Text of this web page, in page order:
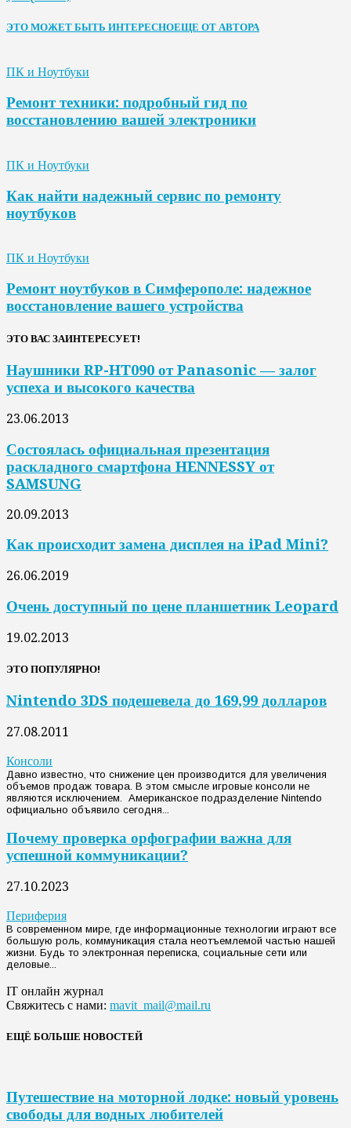
ЭТО МОЖЕТ БЫТЬ ИНТЕРЕСНОЕЩЕ ОТ АВТОРА
ПК и Ноутбуки
Ремонт техники: подробный гид по
восстановлению вашей электроники
ПК и Ноутбуки
Как найти надежный сервис по ремонту
ноутбуков
ПК и Ноутбуки
Ремонт ноутбуков в Симферополе: надежное
восстановление вашего устройства
ЭТО ВАС ЗАИНТЕРЕСУЕТ!
Наушники RP-HT090 от Panasonic — залог
успеха и высокого качества
23.06.2013
Состоялась официальная презентация
раскладного смартфона HENNESSY от
SAMSUNG
20.09.2013
Как происходит замена дисплея на iPad Mini?
26.06.2019
Очень доступный по цене планшетник Leopard
19.02.2013
ЭТО ПОПУЛЯРНО!
Nintendo 3DS подешевела до 169,99 долларов
27.08.2011
Консоли
Давно известно, что снижение цен производится для увеличения
объемов продаж товара. В этом смысле игровые консоли не
являются исключением. Американское подразделение Nintendo
официально объявило сегодня...
Почему проверка орфографии важна для
успешной коммуникации?
27.10.2023
Периферия
В современном мире, где информационные технологии играют все
большую роль, коммуникация стала неотъемлемой частью нашей
жизни. Будь то электронная переписка, социальные сети или
деловые...
IT онлайн журнал
Свяжитесь с нами: mavit_mail@mail.ru
ЕЩЁ БОЛЬШЕ НОВОСТЕЙ
Путешествие на моторной лодке: новый уровень
свободы для водных любителей